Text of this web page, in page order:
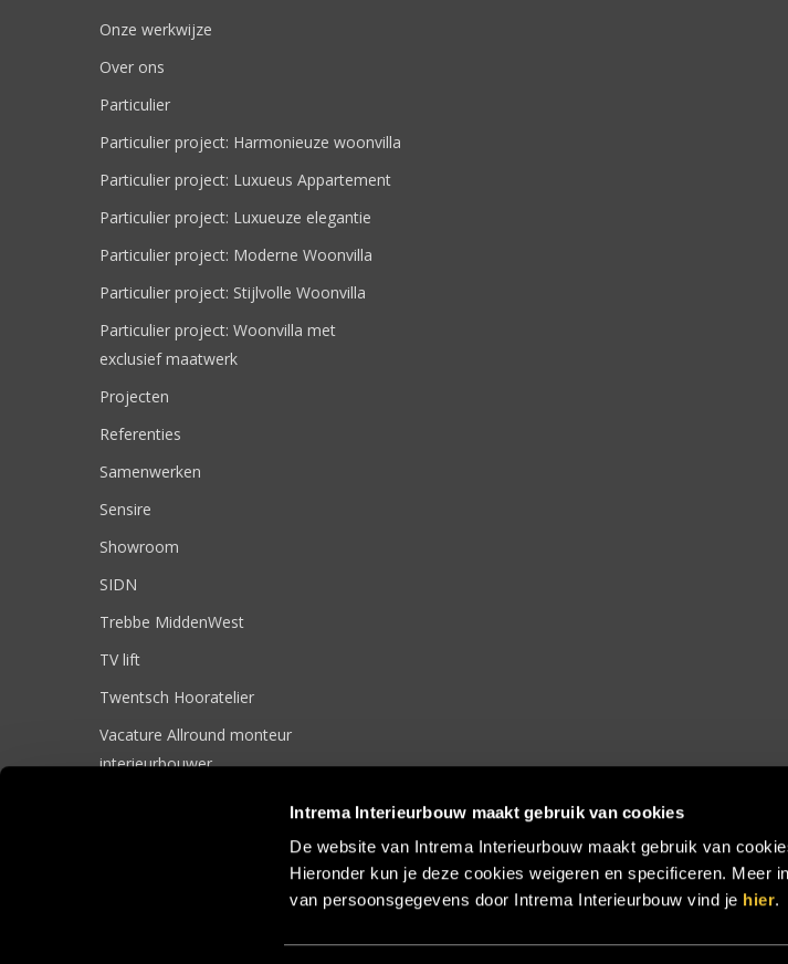
Intrema Interieurbouw maakt gebruik van cookies
De website van Intrema Interieurbouw maakt gebruik van
Hieronder kun je deze cookies weigeren en specificeren. Meer
van persoonsgegevens door Intrema Interieurbouw vind je hier.
Onze werkwijze
Over ons
Particulier
Particulier project: Harmonieuze woonvilla
Particulier project: Luxueus Appartement
Particulier project: Luxueuze elegantie
Particulier project: Moderne Woonvilla
Particulier project: Stijlvolle Woonvilla
Particulier project: Woonvilla met
exclusief maatwerk
Projecten
Referenties
Samenwerken
Sensire
Showroom
SIDN
Trebbe MiddenWest
TV lift
Twentsch Hooratelier
Vacature Allround monteur
interieurbouwer